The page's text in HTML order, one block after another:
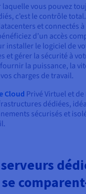
laquelle vous pouvez
c’est le contrôle
et connectés
d’un accès
installer le logiciel de
et gérer la sécurité à
la puissance, la
charges de travail.
Cloud Privé Virtuel et de
dédiées,
sécurisés et